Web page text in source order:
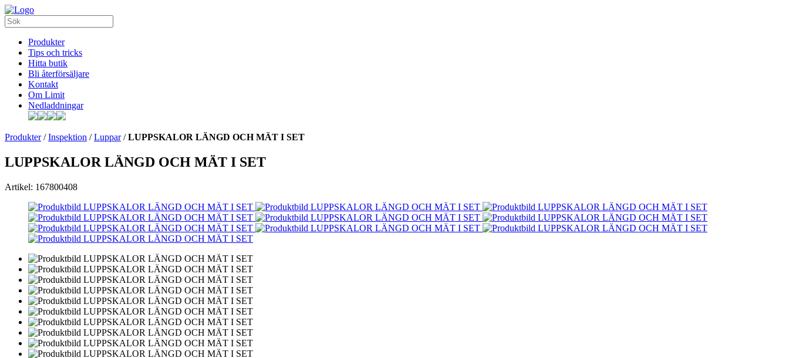
Produkter
Tips och tricks
Hitta butik
Bli återförsäljare
Kontakt
Om Limit
Nedladdningar
Produkter/Inspektion /Luppar/LUPPSKALOR LÄNGD OCH MÄT I SET
LUPPSKALOR LÄNGD OCH MÄT I SET
Artikel: 167800408